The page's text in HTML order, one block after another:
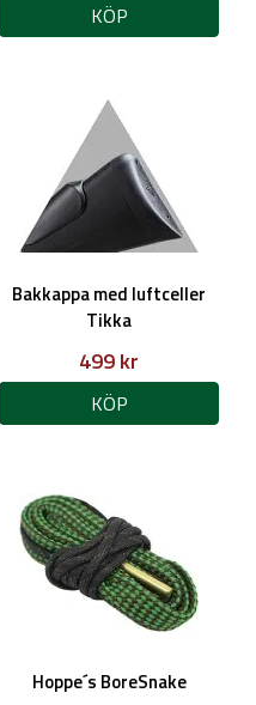
KÖP
Bakkappa med luftceller
Tikka
499 kr
KÖP
Hoppe´s BoreSnake